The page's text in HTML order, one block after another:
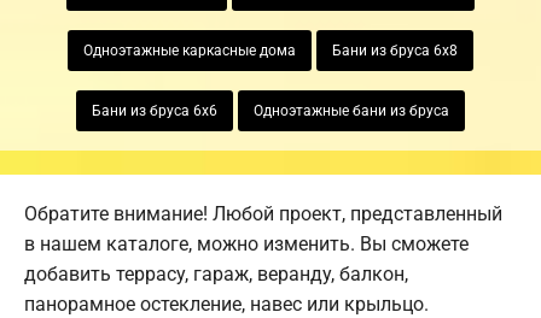
Одноэтажные каркасные дома Бани из бруса 6х8
Бани из бруса 6х6 Одноэтажные бани из бруса
Обратите внимание! Любой проект, представленный
в нашем каталоге, можно изменить. Вы сможете
добавить террасу, гараж, веранду, балкон,
панорамное остекление, навес или крыльцо.